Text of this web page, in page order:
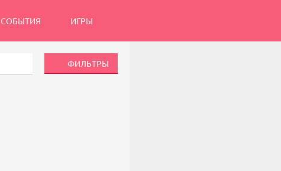
СОБЫТИЯ ИГРЫ
ФИЛЬТРЫ